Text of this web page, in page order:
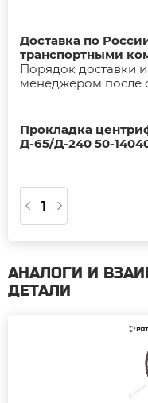
Доставка по
транспортными
Порядок доставки
менеджером после
Прокладка
Д-65/Д-240 50-
АНАЛОГИ И
ДЕТАЛИ